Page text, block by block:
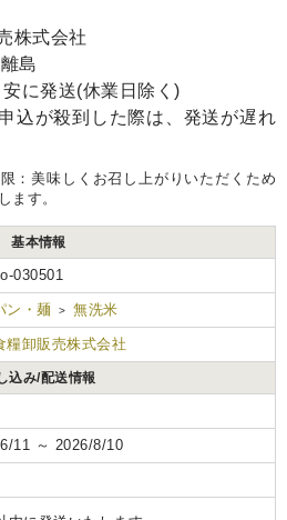
株式会社
島
に発送(休業日除く)
込が殺到した際は、発送が遅れ
：美味しくお召し上がりいただくため
ます。
基本情報
030501
ン・麺 > 無洗米
糧卸販売株式会社
込み/配送情報
11 ～ 2026/8/10